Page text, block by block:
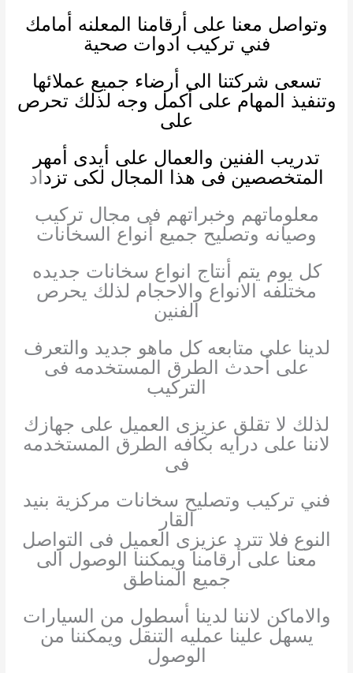
وتواصل معنا على أرقامنا المعلنه أمامك
فني تركيب ادوات صحية
تسعى شركتنا الى أرضاء جميع عملائها
وتنفيذ المهام على أكمل وجه لذلك تحرص
على
تدريب الفنين والعمال على أيدى أمهر
المتخصصين فى هذا المجال لكى تزداد
معلوماتهم وخبراتهم فى مجال تركيب
وصيانه وتصليح جميع أنواع السخانات
كل يوم يتم أنتاج انواع سخانات جديده
مختلفه الانواع والاحجام لذلك يحرص
الفنين
لدينا على متابعه كل ماهو جديد والتعرف
على أحدث الطرق المستخدمه فى
التركيب
لذلك لا تقلق عزيزى العميل على جهازك
لاننا على درايه بكافه الطرق المستخدمه
فى
فني تركيب وتصليح سخانات مركزية بنيد
القار
النوع فلا تترد عزيزى العميل فى التواصل
معنا على أرقامنا ويمكننا الوصول الى
جميع المناطق
والاماكن لاننا لدينا أسطول من السيارات
يسهل علينا عمليه التنقل ويمكننا من
الوصول